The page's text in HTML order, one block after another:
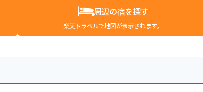
周辺の宿を探す
楽天トラベルで地図が表示されます。